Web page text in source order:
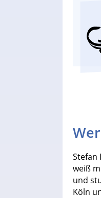
Stefan
weiß
und
Köln